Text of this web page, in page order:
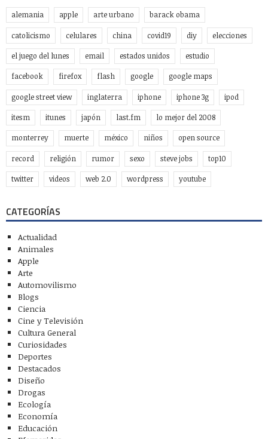
alemania apple arte urbano barack obama
catolicismo celulares china covid19 diy elecciones
el juego del lunes email estados unidos estudio
facebook firefox flash google google maps
google street view inglaterra iphone iphone 3g ipod
itesm itunes japón last.fm lo mejor del 2008
monterrey muerte méxico niños open source
record religión rumor sexo steve jobs top10
twitter videos web 2.0 wordpress youtube
CATEGORÍAS
Actualidad
Animales
Apple
Arte
Automovilismo
Blogs
Ciencia
Cine y Televisión
Cultura General
Curiosidades
Deportes
Destacados
Diseño
Drogas
Ecología
Economía
Educación